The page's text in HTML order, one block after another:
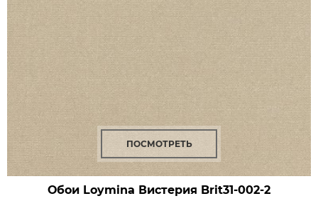
ПОСМОТРЕТЬ
Обои Loymina Вистерия Brit31-002-2